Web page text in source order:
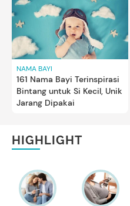
NAMA BAYI
161 Nama Bayi Terinspirasi
Bintang untuk Si Kecil, Unik
Jarang Dipakai
HIGHLIGHT